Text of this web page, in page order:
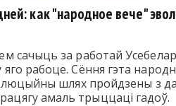
как "народное вече"
сачыць за работай
яго рабоце. Сёння гэта
шлях пройдзены з
амаль трыццаці гадоў.